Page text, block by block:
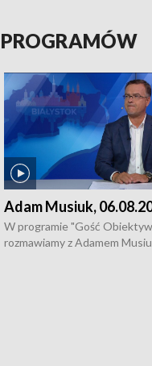
Adam Musiuk,
W programie "Gość
rozmawiamy z Adamem